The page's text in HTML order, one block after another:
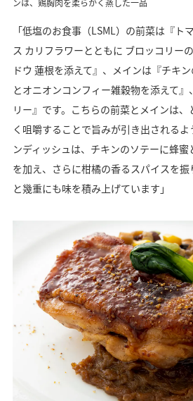
「低塩のお食事（LSML）の前菜は『ト
ス カリフラワーとともに ブロッコリー
ドウ 蓮根を添えて』、メインは『チキ
とオニオンコンフィー雑穀物を添えて
リー』です。こちらの前菜とメインは
く咀嚼することで旨みが引き出される
ンディッシュは、チキンのソテーに蜂
を加え、さらに柑橘の香るスパイスを
と幾重にも味を積み上げています」